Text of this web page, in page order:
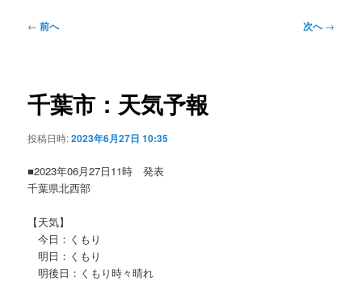
投
ゲ
ー
ョ
← 前へ 次へ→
千葉市：天気予報
投稿日時:2023年6月27日 10:35
■2023年06月27日11時 発表
千葉県北西部
【天気】
今日：くもり
明日：くもり
明後日：くもり時々晴れ